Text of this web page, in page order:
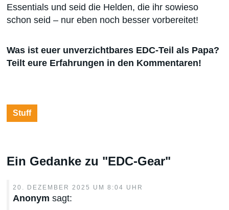
Essentials und seid die Helden, die ihr sowieso
schon seid – nur eben noch besser vorbereitet!
Was ist euer unverzichtbares EDC-Teil als Papa?
Teilt eure Erfahrungen in den Kommentaren!
Stuff
Ein Gedanke zu "EDC-Gear"
20. DEZEMBER 2025 UM 8:04 UHR
Anonym sagt: